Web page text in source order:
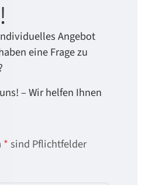
Angebot
eine Frage zu
– Wir helfen Ihnen
*sind Pflichtfelder